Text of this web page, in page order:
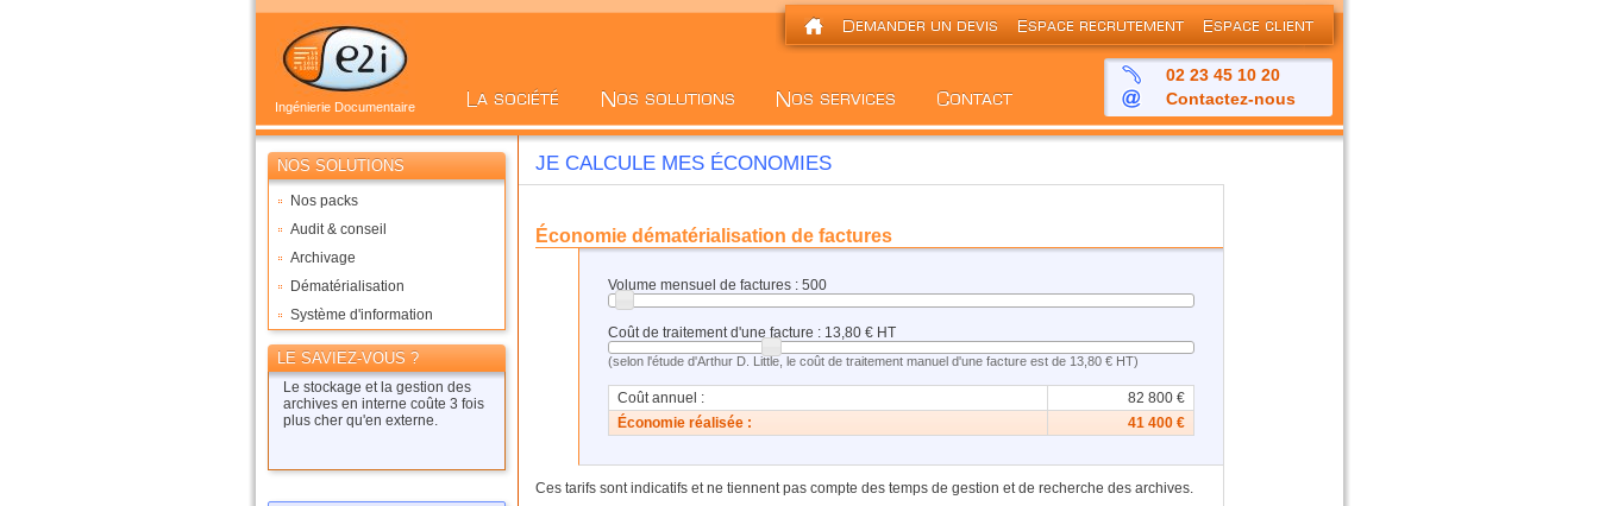
Ingénierie Documentaire
02 23 45 10 20
Contactez-nous
NOS SOLUTIONS
Nos packs
Audit & conseil
Archivage
Dématérialisation
Système d'information
LE SAVIEZ-VOUS ?
Le stockage et la gestion des
archives en interne coûte 3 fois
plus cher qu'en externe.
JE CALCULE MES ÉCONOMIES
Économie dématérialisation de factures
Volume mensuel de factures : 500
Coût de traitement d'une facture : 13,80 € HT
(selon l'étude d'Arthur D. Little, le coût de traitement manuel d'une facture est de 13,80 € HT)
Coût annuel : 82 800€
Économie réalisée :
41 400€
Ces tarifs sont indicatifs et ne tiennent pas compte des temps de gestion et de recherche des archives.